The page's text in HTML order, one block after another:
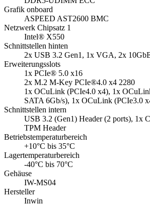
Grafik onboard
ASPEED AST2600 BMC
Netzwerk Chipsatz 1
Intel® X550
Schnittstellen hinten
2x USB 3.2 Gen1, 1x VGA, 2x
Erweiterungsslots
1x PCIe® 5.0 x16
2x M.2 M-Key PCIe®4.0 x4 2280
1x OCuLink (PCIe4.0 x4), 1x
SATA 6Gb/s), 1x OCuLink (PCIe3.0
Schnittstellen intern
USB 3.2 (Gen1) Header (2 ports), 1x
TPM Header
Betriebstemperaturbereich
+10°C bis 35°C
Lagertemperaturbereich
-40°C bis 70°C
Gehäuse
IW-MS04
Hersteller
Inwin